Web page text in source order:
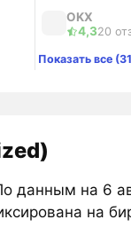
OKX
4,320
Показать все
данным на 6
на